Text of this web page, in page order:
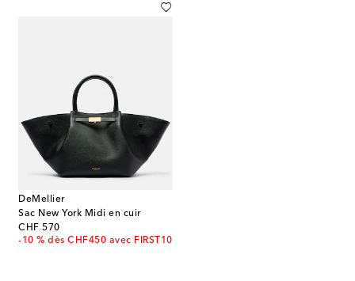
DeMellier
Sac New York Midi en cuir
CHF 570
original price
-10 % dès CHF450 avec FIRST10